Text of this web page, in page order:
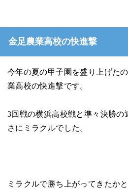
金足農業高校の快進撃
今年の夏の甲子園を盛り上げた
業高校の快進撃です。
3回戦の横浜高校戦と準々決勝の
さにミラクルでした。
ミラクルで勝ち上がってきたか